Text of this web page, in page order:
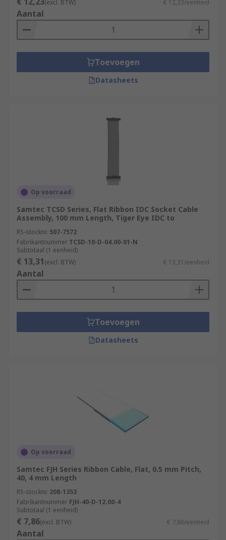
(excl. BTW) € 12,23/eenheid
Aantal
Toevoegen
Datasheets
Op voorraad
Samtec TCSD Series, Flat Ribbon IDC Socket Cable
Assembly, 100 mm Length, Tiger Eye IDC to
RS-stocknr. 507-7572
Fabrikantnummer TCSD-10-D-04.00-01-N
Subtotaal (1 eenheid)
€ 13,31(excl. BTW) € 13,31/eenheid
Aantal
Toevoegen
Datasheets
Op voorraad
Samtec FJH Series Ribbon Cable, Flat, 0.5 mm Pitch,
40, 4 mm Length
RS-stocknr. 208-1353
Fabrikantnummer FJH-40-D-12.00-4
Subtotaal (1 eenheid)
€ 7,86(excl. BTW) € 7,86/eenheid
Aantal